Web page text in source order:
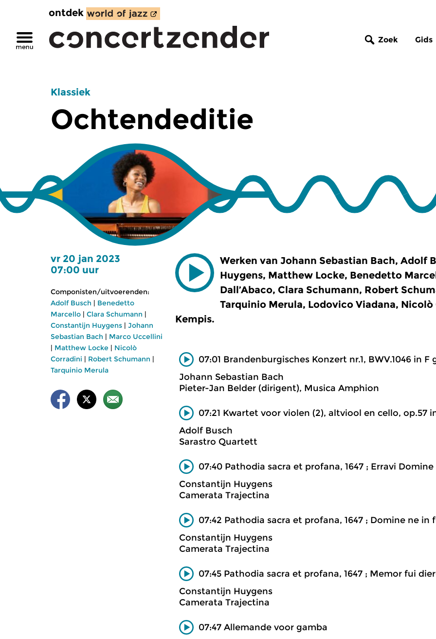
ontdek
Zoek Gids
Klassiek
Ochtendeditie
vr 20 jan 2023
07:00 uur
Componisten/uitvoerenden:
Adolf Busch | Benedetto
Marcello | Clara Schumann |
Constantijn Huygens | Johann
Sebastian Bach | Marco Uccellini
| Matthew Locke | Nicolò
Corradini | Robert Schumann |
Tarquinio Merula
Werken van Johann Sebastian Bach, Adolf
Huygens, Matthew Locke, Benedetto
Dall’Abaco, Clara Schumann, Robert
Tarquinio Merula, Lodovico Viadana,
Kempis.
07:01 Brandenburgisches Konzert nr.1, BWV.1046 in F
Johann Sebastian Bach
Pieter-Jan Belder (dirigent), Musica Amphion
07:21 Kwartet voor violen (2), altviool en cello, op.57
Adolf Busch
Sarastro Quartett
07:40 Pathodia sacra et profana, 1647 ; Erravi Domine
Constantijn Huygens
Camerata Trajectina
07:42 Pathodia sacra et profana, 1647 ; Domine ne in
Constantijn Huygens
Camerata Trajectina
07:45 Pathodia sacra et profana, 1647 ; Memor fui
Constantijn Huygens
Camerata Trajectina
07:47 Allemande voor gamba